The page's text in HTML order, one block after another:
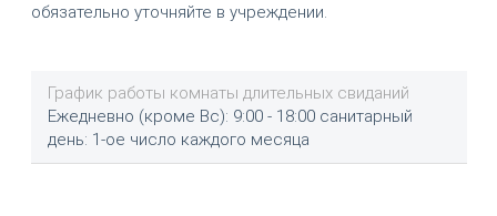
обязательно уточняйте в учреждении.
График работы комнаты длительных свиданий
Ежедневно (кроме Вс): 9:00 - 18:00 санитарный
день: 1-ое число каждого месяца